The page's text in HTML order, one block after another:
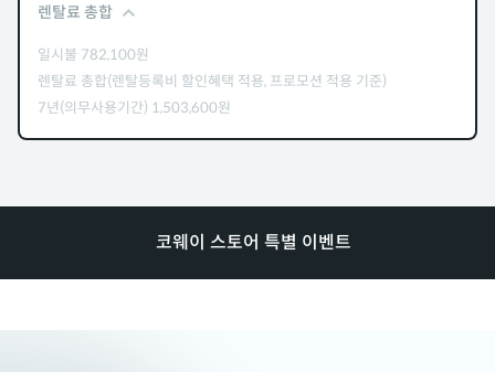
렌탈료 총합
일시불 782,100원
렌탈료 총합(렌탈등록비 할인혜택 적용, 프로모션 적용 기준)
7년(의무사용기간) 1,503,600원
코웨이 스토어 특별 이벤트